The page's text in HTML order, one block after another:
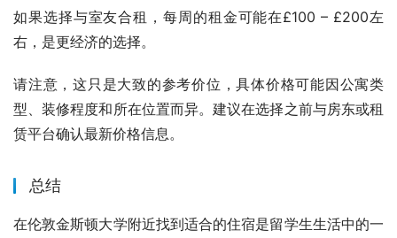
如果选择与室友合租，每周的租金可能在£100 – £200左
右，是更经济的选择。
请注意，这只是大致的参考价位，具体价格可能因公寓类
型、装修程度和所在位置而异。建议在选择之前与房东或租
赁平台确认最新价格信息。
总结
在伦敦金斯顿大学附近找到适合的住宿是留学生生活中的一